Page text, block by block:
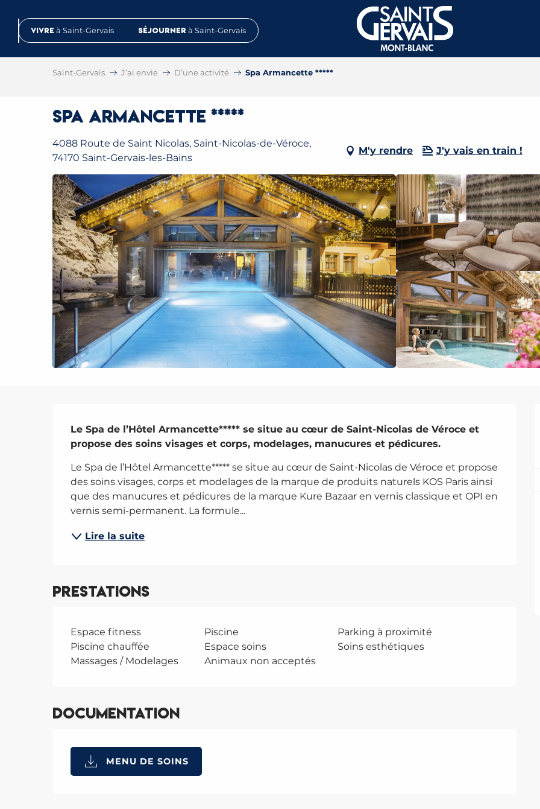
contenuVivre à Saint-Gervais Séjourner à Saint-Gervais
Saint-Gervais J’ai envie D’une activité Spa Armancette *****
Spa Armancette *****
4088 Route de Saint Nicolas, Saint-Nicolas-de-Véroce,
74170 Saint-Gervais-les-Bains
M'y rendre J'y vais en train !
Description
Le Spa de l’Hôtel Armancette***** se situe au cœur de Saint-Nicolas de Véroce et
propose des soins visages et corps, modelages, manucures et pédicures.
Le Spa de l’Hôtel Armancette***** se situe au cœur de Saint-Nicolas de Véroce et propose
des soins visages, corps et modelages de la marque de produits naturels KOS Paris ainsi
que des manucures et pédicures de la marque Kure Bazaar en vernis classique et OPI en
vernis semi-permanent. La formule...
Lire la suite
Prestations
Espace fitness Piscine
Parking à proximité
Piscine chauffée
Espace soins
Soins esthétiques
Massages / Modelages
Animaux non acceptés
Documentation
MENU DE SOINS